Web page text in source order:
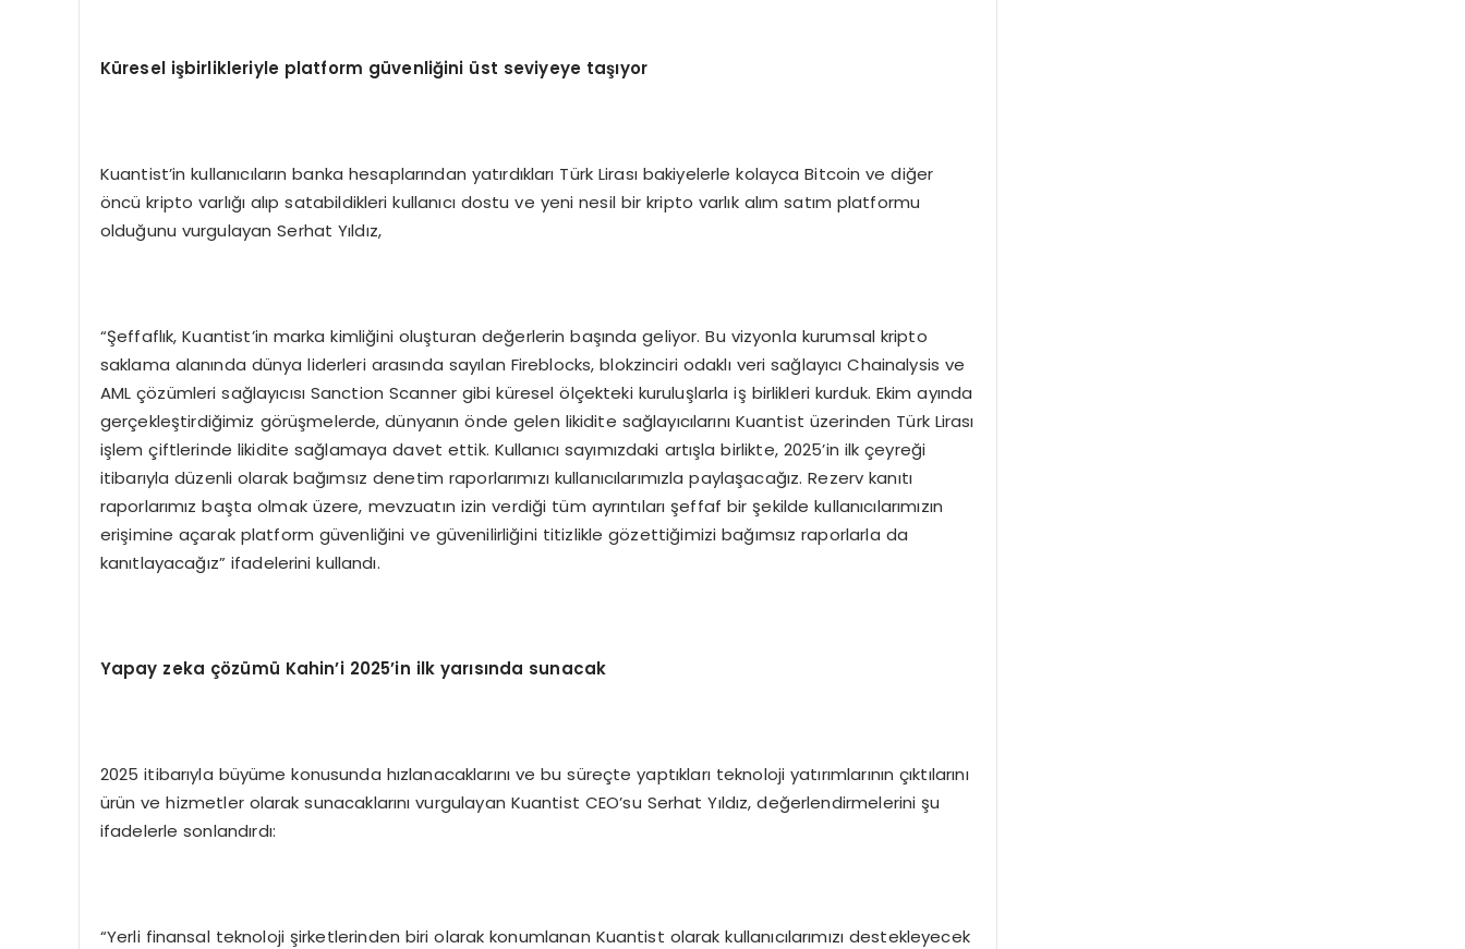
Küresel işbirlikleriyle platform güvenliğini üst seviyeye taşıyor
Kuantist’in kullanıcıların banka hesaplarından yatırdıkları Türk Lirası bakiyelerle kolayca Bitcoin ve diğer
öncü kripto varlığı alıp satabildikleri kullanıcı dostu ve yeni nesil bir kripto varlık alım satım platformu
olduğunu vurgulayan Serhat Yıldız,
“Şeffaflık, Kuantist’in marka kimliğini oluşturan değerlerin başında geliyor. Bu vizyonla kurumsal kripto
saklama alanında dünya liderleri arasında sayılan Fireblocks, blokzinciri odaklı veri sağlayıcı Chainalysis ve
AML çözümleri sağlayıcısı Sanction Scanner gibi küresel ölçekteki kuruluşlarla iş birlikleri kurduk. Ekim ayında
gerçekleştirdiğimiz görüşmelerde, dünyanın önde gelen likidite sağlayıcılarını Kuantist üzerinden Türk Lirası
işlem çiftlerinde likidite sağlamaya davet ettik. Kullanıcı sayımızdaki artışla birlikte, 2025’in ilk çeyreği
itibarıyla düzenli olarak bağımsız denetim raporlarımızı kullanıcılarımızla paylaşacağız. Rezerv kanıtı
raporlarımız başta olmak üzere, mevzuatın izin verdiği tüm ayrıntıları şeffaf bir şekilde kullanıcılarımızın
erişimine açarak platform güvenliğini ve güvenilirliğini titizlikle gözettiğimizi bağımsız raporlarla da
kanıtlayacağız” ifadelerini kullandı.
Yapay zeka çözümü Kahin’i 2025’in ilk yarısında sunacak
2025 itibarıyla büyüme konusunda hızlanacaklarını ve bu süreçte yaptıkları teknoloji yatırımlarının çıktılarını
ürün ve hizmetler olarak sunacaklarını vurgulayan Kuantist CEO’su Serhat Yıldız, değerlendirmelerini şu
ifadelerle sonlandırdı:
“Yerli finansal teknoloji şirketlerinden biri olarak konumlanan Kuantist olarak kullanıcılarımızı destekleyecek